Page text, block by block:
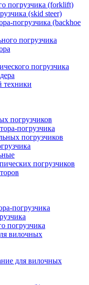
погрузчика (forklift)
(skid steer)
погрузчика (backhoe
погрузчика
погрузчика
техники
погрузчиков
погрузчика
погрузчиков
погрузчиков
погрузчика
погрузчика
вилочных
для вилочных